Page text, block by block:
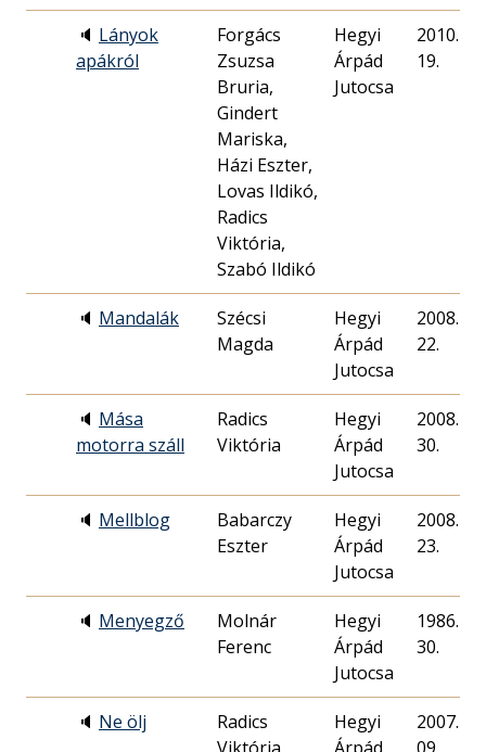
🔈 Lányok
apákról
Forgács
Zsuzsa
Bruria,
Gindert
Mariska,
Házi Eszter,
Lovas Ildikó,
Radics
Viktória,
Szabó Ildikó
Hegyi
Árpád
Jutocsa
2010. 12.
19.
🔈 Mandalák
Szécsi
Magda
Hegyi
Árpád
Jutocsa
2008. 06.
22.
🔈 Mása
motorra száll
Radics
Viktória
Hegyi
Árpád
Jutocsa
2008. 11.
30.
🔈 Mellblog
Babarczy
Eszter
Hegyi
Árpád
Jutocsa
2008. 11.
23.
🔈 Menyegző
Molnár
Ferenc
Hegyi
Árpád
Jutocsa
1986. 06.
30.
🔈 Ne ölj
Radics
Hegyi
2007. 09.